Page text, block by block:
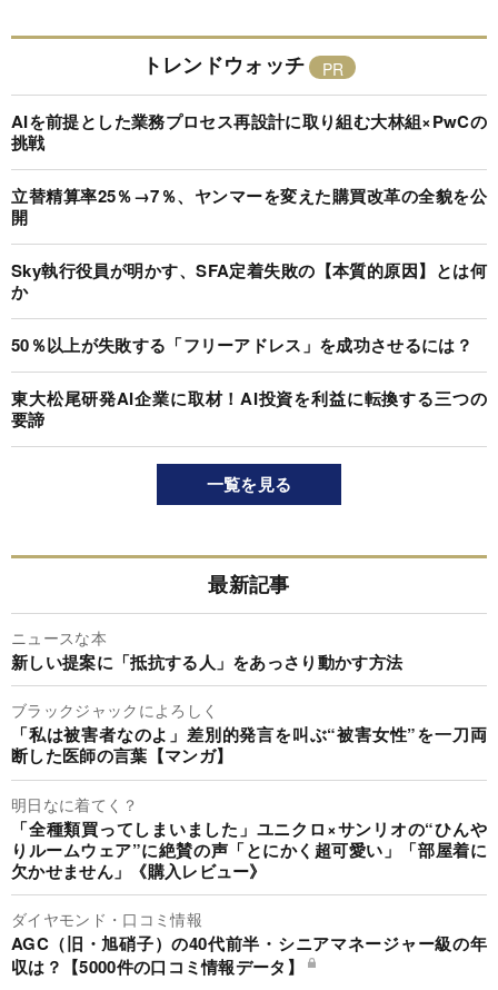
トレンドウォッチ
AIを前提とした業務プロセス再設計に取り組む大林組×PwCの
挑戦
立替精算率25％→7％、ヤンマーを変えた購買改革の全貌を公
開
Sky執行役員が明かす、SFA定着失敗の【本質的原因】とは何
か
50％以上が失敗する「フリーアドレス」を成功させるには？
東大松尾研発AI企業に取材！AI投資を利益に転換する三つの
要諦
一覧を見る
最新記事
ニュースな本
新しい提案に「抵抗する人」をあっさり動かす方法
ブラックジャックによろしく
「私は被害者なのよ」差別的発言を叫ぶ“被害女性”を一刀両
断した医師の言葉【マンガ】
明日なに着てく？
「全種類買ってしまいました」ユニクロ×サンリオの“ひんや
りルームウェア”に絶賛の声「とにかく超可愛い」「部屋着に
欠かせません」《購入レビュー》
ダイヤモンド・口コミ情報
AGC（旧・旭硝子）の40代前半・シニアマネージャー級の年
収は？【5000件の口コミ情報データ】